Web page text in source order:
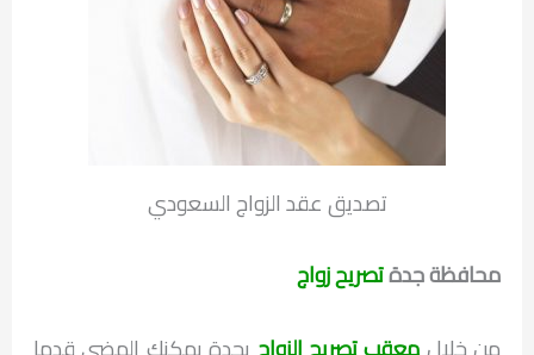
تصديق عقد الزواج السعودي
محافظة جدةتصريح زواج